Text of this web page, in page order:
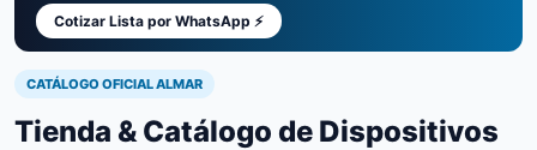
Cotizar Lista por WhatsApp ⚡
CATÁLOGO OFICIAL ALMAR
Tienda & Catálogo de Dispositivos